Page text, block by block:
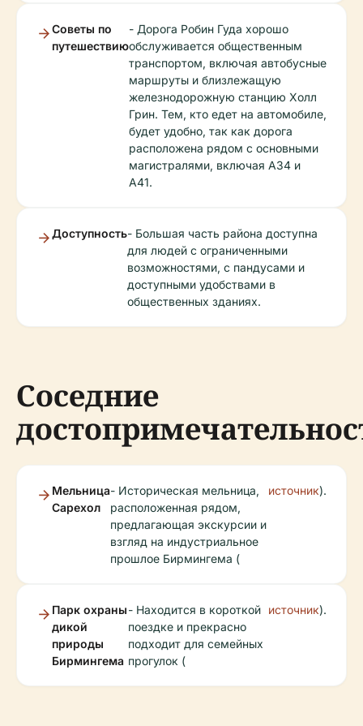
Советы по
путешествию
- Дорога Робин Гуда хорошо
обслуживается общественным
транспортом, включая автобусные
маршруты и близлежащую
железнодорожную станцию Холл
Грин. Тем, кто едет на автомобиле,
будет удобно, так как дорога
расположена рядом с основными
магистралями, включая A34 и
A41.
Доступность- Большая часть района доступна
для людей с ограниченными
возможностями, с пандусами и
доступными удобствами в
общественных зданиях.
Соседние
Мельница
Сарехол
- Историческая мельница,
расположенная рядом,
предлагающая экскурсии и
взгляд на индустриальное
прошлое Бирмингема (
источник).
Парк охраны
дикой
природы
Бирмингема
- Находится в короткой
поездке и прекрасно
подходит для семейных
прогулок (
источник).